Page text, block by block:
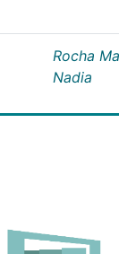
Rocha
Nadia